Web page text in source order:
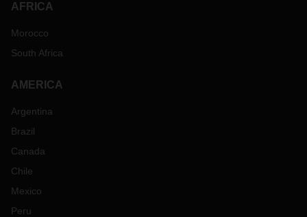
AFRICA
Morocco
South Africa
AMERICA
Argentina
Brazil
Canada
Chile
Mexico
Peru